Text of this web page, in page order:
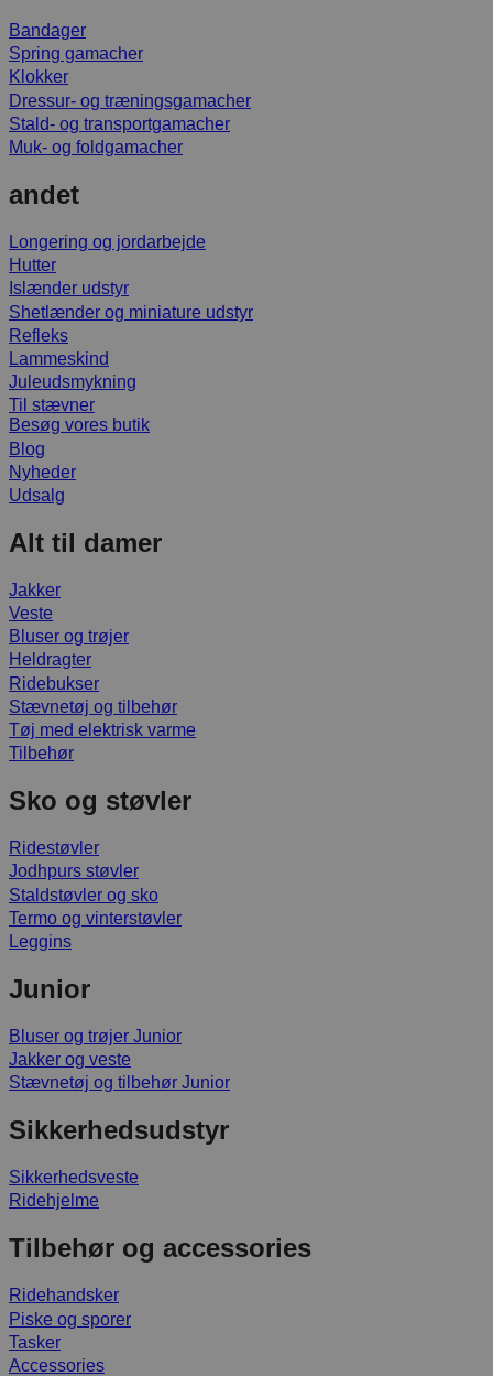
Bandager
Spring gamacher
Klokker
Dressur- og træningsgamacher
Stald- og transportgamacher
Muk- og foldgamacher
andet
Longering og jordarbejde
Hutter
Islænder udstyr
Shetlænder og miniature udstyr
Refleks
Lammeskind
Juleudsmykning
Til stævner
Besøg vores butik
Blog
Nyheder
Udsalg
Alt til damer
Jakker
Veste
Bluser og trøjer
Heldragter
Ridebukser
Stævnetøj og tilbehør
Tøj med elektrisk varme
Tilbehør
Sko og støvler
Ridestøvler
Jodhpurs støvler
Staldstøvler og sko
Termo og vinterstøvler
Leggins
Junior
Bluser og trøjer Junior
Jakker og veste
Stævnetøj og tilbehør Junior
Sikkerhedsudstyr
Sikkerhedsveste
Ridehjelme
Tilbehør og accessories
Ridehandsker
Piske og sporer
Tasker
Accessories